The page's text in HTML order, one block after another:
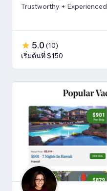
Trustworthy + Experienced
5.0 (10)
เริ่มต้นที่ $150